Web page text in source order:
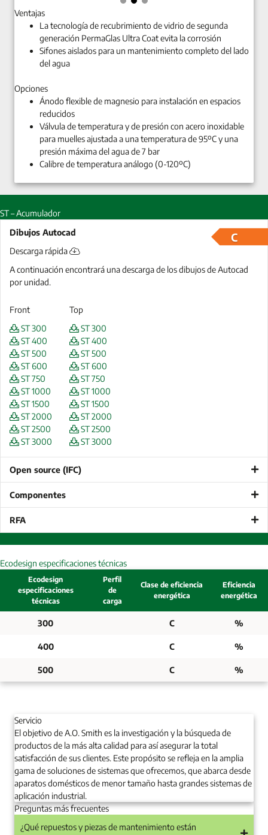
Ventajas
La tecnología de recubrimiento de vidrio de segunda
generación PermaGlas Ultra Coat evita la corrosión
Sifones aislados para un mantenimiento completo del lado
del agua
Opciones
Ánodo flexible de magnesio para instalación en espacios
reducidos
Válvula de temperatura y de presión con acero inoxidable
para muelles ajustada a una temperatura de 95ºC y una
presión máxima del agua de 7 bar
Calibre de temperatura análogo (0-120ºC)
ST – Acumulador
C
Dibujos Autocad
Descarga rápida
A continuación encontrará una descarga de los dibujos de Autocad
por unidad.
Front
ST 300
ST 400
ST 500
ST 600
ST 750
ST 1000
ST 1500
ST 2000
ST 2500
ST 3000
Top
ST 300
ST 400
ST 500
ST 600
ST 750
ST 1000
ST 1500
ST 2000
ST 2500
ST 3000
Open source (IFC)
Componentes
RFA
Ecodesign especificaciones técnicas
Ecodesign
especificaciones
técnicas
Perfil
de
carga
Clase de eficiencia
energética
Eficiencia
energética
300 C %
400 C %
500 C %
Servicio
El objetivo de A.O. Smith es la investigación y la búsqueda de
productos de la más alta calidad para así asegurar la total
satisfacción de sus clientes. Este propósito se refleja en la amplia
gama de soluciones de sistemas que ofrecemos, que abarca desde
aparatos domésticos de menor tamaño hasta grandes sistemas de
aplicación industrial.
Preguntas más frecuentes
¿Qué repuestos y piezas de mantenimiento están